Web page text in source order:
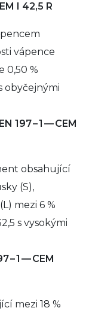
I 42,5 R
vápence
0,50 %
obyčejnými
197 – 1 — CEM
obsahující
(S),
mezi 6 %
s vysokými
– 1 — CEM
mezi 18 %